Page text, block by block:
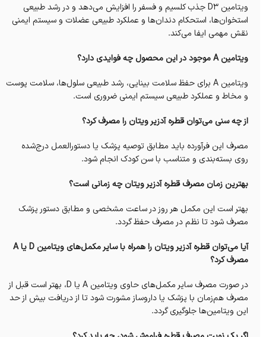
ویتامین D3 جذب کلسیم و فسفر را افزایش می‌دهد و در رشد طبیعی
استخوان‌ها، استحکام دندان‌ها و عملکرد طبیعی عضلات و سیستم ایمنی
نقش مهمی ایفا می‌کند.
ویتامین A موجود در این محصول چه فوایدی دارد؟
ویتامین A برای حفظ سلامت بینایی، رشد طبیعی سلول‌ها، سلامت پوست
و مخاط و عملکرد طبیعی سیستم ایمنی ضروری است.
از چه سنی می‌توان قطره آدزیر ویتان را مصرف کرد؟
مصرف این فرآورده باید مطابق توصیه پزشک یا دستورالعمل درج‌شده
روی بسته‌بندی و متناسب با سن کودک انجام شود.
بهترین زمان مصرف قطره آدزیر ویتان چه زمانی است؟
بهتر است این مکمل هر روز در ساعت مشخصی و مطابق دستور پزشک
مصرف شود تا نظم در مصرف حفظ گردد.
آیا می‌توان قطره آدزیر ویتان را همراه با سایر مکمل‌های ویتامین D یا A
مصرف کرد؟
در صورت مصرف سایر مکمل‌های حاوی ویتامین A یا D، بهتر است قبل از
مصرف هم‌زمان با پزشک یا داروساز مشورت شود تا از دریافت بیش از حد
این ویتامین‌ها جلوگیری گردد.